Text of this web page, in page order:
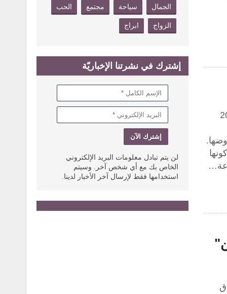
خريف 2016
"آفاق
الجمال سياحة مجتمع الحب
الزواج ابراج
إشترك في نشرتنا الإخباريّة
لن يتم تبادل معلومات البريد الإلكتروني
الخاص بك مع أي شخص آخر. وسيتم
استخدامها فقط لإرسال آخر الأخبار لدينا.